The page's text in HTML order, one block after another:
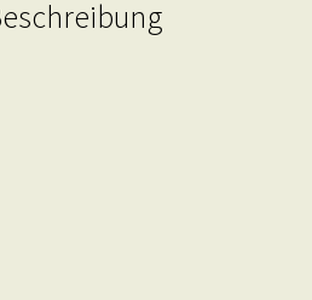
Menge